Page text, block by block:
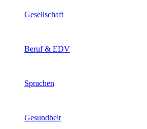
Gesellschaft
Beruf & EDV
Sprachen
Gesundheit